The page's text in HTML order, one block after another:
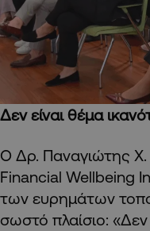
Δεν είναι θέμα
Ο Δρ. Παναγιώτης
Financial Wellbeing
των ευρημάτων
σωστό πλαίσιο: «Δεν